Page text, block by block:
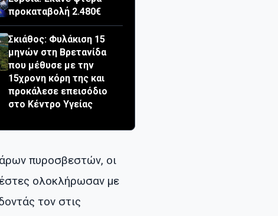
προκαταβολή 2.480€
Σκιάθος: Φυλάκιση 15
μηνών στη Βρετανίδα
που μέθυσε με την
15χρονη κόρη της και
προκάλεσε επεισόδιο
στο Κέντρο Υγείας
πυροσβεστών, οι
ολοκλήρωσαν με
τον στις